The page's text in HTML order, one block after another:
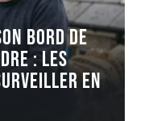
bord de
: les
en